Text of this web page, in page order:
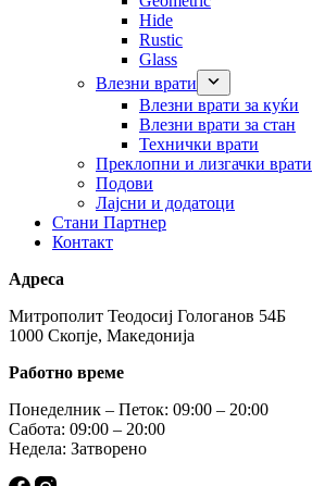
Hide
Rustic
Glass
Влезни врати
Влезни врати за куќи
Влезни врати за стан
Технички врати
Преклопни и лизгачки врати
Подови
Лајсни и додатоци
Стани Партнер
Контакт
Адреса
Митрополит Теодосиј Гологанов 54Б
1000 Скопје, Македонија
Работно време
Понеделник – Петок: 09:00 – 20:00
Сабота: 09:00 – 20:00
Недела: Затворено